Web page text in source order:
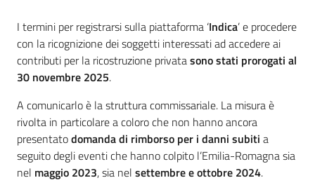
Introduzione
I termini per registrarsi sulla piattaforma ‘Indica’ e procedere
con la ricognizione dei soggetti interessati ad accedere ai
contributi per la ricostruzione privatasono stati prorogati al
30 novembre 2025.
A comunicarlo è la struttura commissariale. La misura è
rivolta in particolare a coloro che non hanno ancora
presentatodomanda di rimborso per i danni subiti a
seguito degli eventi che hanno colpito l’Emilia-Romagna sia
nel maggio 2023, sia nel settembre e ottobre 2024.